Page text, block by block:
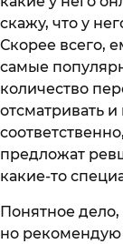
скажу, что у
Скорее всего,
самые
количество
отсматривать
предложат
какие-то
Понятное
но